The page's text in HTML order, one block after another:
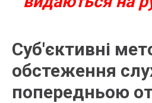
Суб'єктивні
обстеження
попередньою